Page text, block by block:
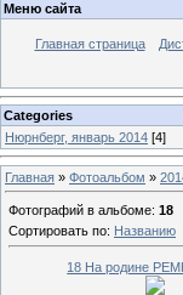
Меню сайта
Главная страница
Categories
Нюрнберг, январь 2014 [4]
Главная » Фотоальбом »
Фотографий в альбоме: 18
Сортировать по: Названию
18 На родине